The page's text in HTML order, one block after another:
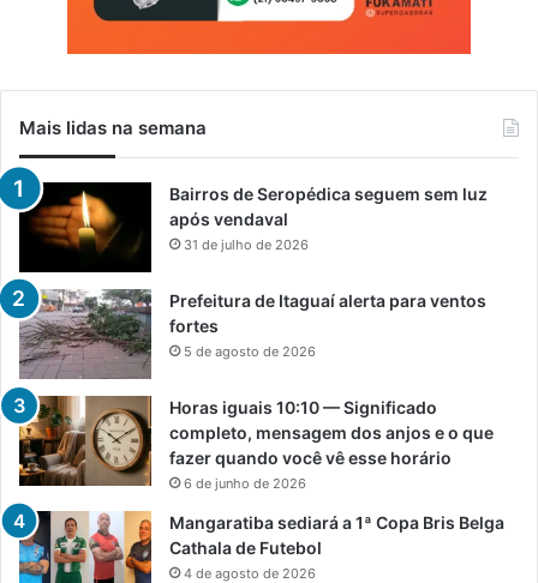
Mais lidas na semana
Bairros de Seropédica seguem sem luz
após vendaval
31 de julho de 2026
Prefeitura de Itaguaí alerta para ventos
fortes
5 de agosto de 2026
Horas iguais 10:10 — Significado
completo, mensagem dos anjos e o que
fazer quando você vê esse horário
6 de junho de 2026
Mangaratiba sediará a 1ª Copa Bris Belga
Cathala de Futebol
4 de agosto de 2026